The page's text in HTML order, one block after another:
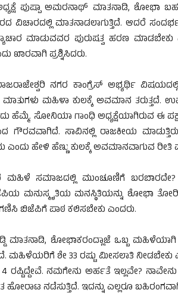
ಪುಷ್ಪಾ ಅಮರನಾಥ್‌ ಮಾತನಾಡಿ, ಶೋಭಾ
ವಿಚಾರದಲ್ಲಿ ಮಾತನಾಡಲಾಗುತ್ತಿದೆ. ಆದರೆ
ಮಾಡುವವರ ಪುರುಷತ್ವ ಹರಣ ಮಾಡಬೇಕು
ಖಾರವಾಗಿ ಪ್ರಶ್ನಿಸಿದರು.
ನಗರ ಕಾಂಗ್ರೆಸ್ ಅಭ್ಯರ್ಥಿ
ಮಹಿಳಾ ಕುಲಕ್ಕೆ ಅವಮಾನ ತರುತ್ತದೆ.
ಸೋನಿಯಾ ಗಾಂಧಿ ಅಧ್ಯಕ್ಷೆಯಾಗಿರುವ ಈ
ಸಾವಿನಲ್ಲಿ ರಾಜಕೀಯ
ಎಂದು ಹೇಳಿ ಹೆಣ್ಣು ಕುಲಕ್ಕೆ ಅವಮಾನವಾಗುವ ರೀತಿ
ಮಹಿಳೆ ಸಮಾಜದಲ್ಲಿ ಮುಂಚೂಣಿಗೆ ಬರಬಾರದೇ?
ಮನುಸ್ಮೃತಿಯ ಮನಸ್ಥಿತಿಯನ್ನು ಶೋಭಾ
ಬಿಜೆಪಿಗೆ ಪಾಠ ಕಲಿಸಬೇಕು ಎಂದರು.
ಮಾತನಾಡಿ, ಶೋಭಾಕರಂದ್ಲಾಜೆ ಒಬ್ಬ
ಮಹಿಳೆಯರಿಗೆ ಶೇ 33 ರಷ್ಟು ಮೀಸಲಾತಿ
ರಷ್ಟಿದ್ದೇವೆ. ನಮಗೇನು ಅರ್ಹತೆ ಇಲ್ಲವೇ?
ಹೋರಾಟ ನಡೆಸುತ್ತಿದೆ. ಇದನ್ನು ಎಲ್ಲರೂ